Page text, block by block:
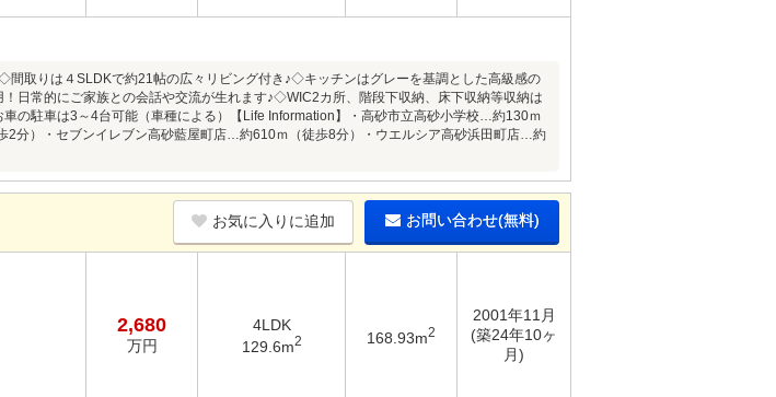
間取りは４SLDKで約21帖の広々リビング付き♪◇キッチンはグレーを基調とした高級感の
日常的にご家族との会話や交流が生れます♪◇WIC2カ所、階段下収納、床下収納等収納は
の駐車は3～4台可能（車種による）【Life Information】・高砂市立高砂小学校…約130ｍ
2分）・セブンイレブン高砂藍屋町店…約610ｍ（徒歩8分）・ウエルシア高砂浜田町店…約
お気に入りに追加 お問い合わせ(無料)
2,680
万円
4LDK
129.6m2 168.93m2
2001年11月
(築24年10ヶ
月)